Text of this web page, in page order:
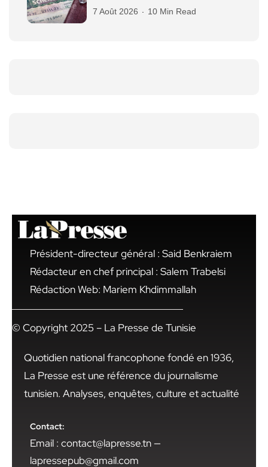
7 Août 2026 10 Min Read
Président-directeur général : Said Benkraiem
Rédacteur en chef principal : Salem Trabelsi
Rédaction Web: Mariem Khdimmallah
© Copyright 2025 – La Presse de Tunisie
Quotidien national francophone fondé en 1936,
La Presse est une référence du journalisme
tunisien. Analyses, enquêtes, culture et actualité
Contact:
Email : contact@lapresse.tn —
lapressepub@gmail.com